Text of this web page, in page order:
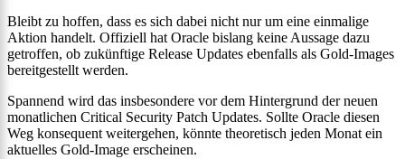
Bleibt zu hoffen, dass es sich dabei nicht nur um eine einmalige
Aktion handelt. Offiziell hat Oracle bislang keine Aussage dazu
getroffen, ob zukünftige Release Updates ebenfalls als Gold-Images
bereitgestellt werden.
Spannend wird das insbesondere vor dem Hintergrund der neuen
monatlichen Critical Security Patch Updates. Sollte Oracle diesen
Weg konsequent weitergehen, könnte theoretisch jeden Monat ein
aktuelles Gold-Image erscheinen.